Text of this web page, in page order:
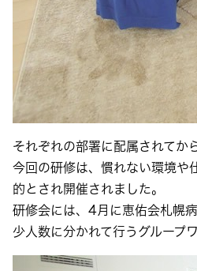
それぞれの部署に配属されてか
今回の研修は、慣れない環境や
的とされ開催されました。
研修会には、4月に恵佑会札幌
少人数に分かれて行うグループ